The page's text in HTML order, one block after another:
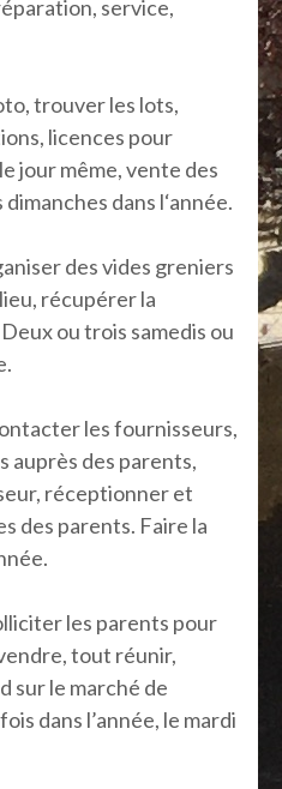
service,
trouver les lots,
licences pour
jour même, vente des
dans l‘année.
des vides greniers
récupérer la
ou trois samedis ou
les fournisseurs,
auprès des parents,
réceptionner et
des parents. Faire la
les parents pour
tout réunir,
sur le marché de
dans l’année, le mardi